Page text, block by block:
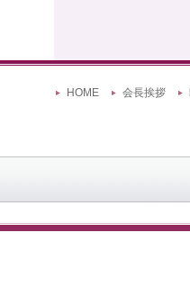
HOME 会長挨拶